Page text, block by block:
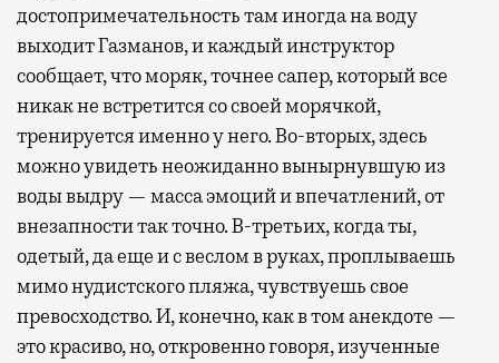
достопримечательность там иногда на воду
выходит Газманов, и каждый инструктор
сообщает, что моряк, точнее сапер, который все
никак не встретится со своей морячкой,
тренируется именно у него. Во-вторых, здесь
можно увидеть неожиданно вынырнувшую из
воды выдру — масса эмоций и впечатлений, от
внезапности так точно. В-третьих, когда ты,
одетый, да еще и с веслом в руках, проплываешь
мимо нудистского пляжа, чувствуешь свое
превосходство. И, конечно, как в том анекдоте —
это красиво, но, откровенно говоря, изученные